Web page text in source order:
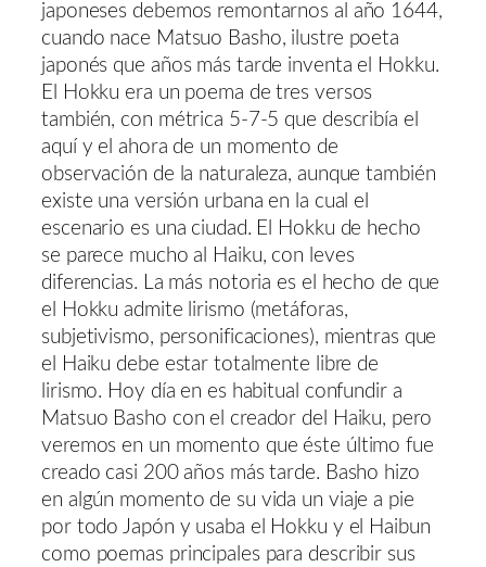
japoneses debemos remontarnos al año 1644,
cuando nace Matsuo Basho, ilustre poeta
japonés que años más tarde inventa el Hokku.
El Hokku era un poema de tres versos
también, con métrica 5-7-5 que describía el
aquí y el ahora de un momento de
observación de la naturaleza, aunque también
existe una versión urbana en la cual el
escenario es una ciudad. El Hokku de hecho
se parece mucho al Haiku, con leves
diferencias. La más notoria es el hecho de que
el Hokku admite lirismo (metáforas,
subjetivismo, personificaciones), mientras que
el Haiku debe estar totalmente libre de
lirismo. Hoy día en es habitual confundir a
Matsuo Basho con el creador del Haiku, pero
veremos en un momento que éste último fue
creado casi 200 años más tarde. Basho hizo
en algún momento de su vida un viaje a pie
por todo Japón y usaba el Hokku y el Haibun
como poemas principales para describir sus